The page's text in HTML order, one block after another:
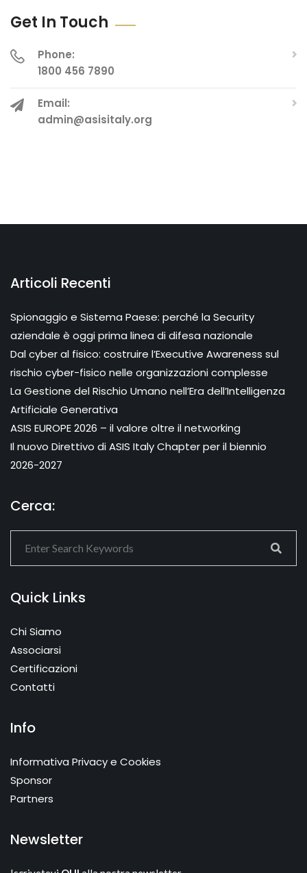
Get In Touch
Phone:
1800 456 7890
Email:
admin@asisitaly.org
Articoli Recenti
Spionaggio e Sistema Paese: perché la Security
aziendale è oggi prima linea di difesa nazionale
Dal cyber al fisico: costruire l’Executive Awareness sul
rischio cyber-fisico nelle organizzazioni complesse
La Gestione del Rischio Umano nell’Era dell’Intelligenza
Artificiale Generativa
ASIS EUROPE 2026 – il valore oltre il networking
Il nuovo Direttivo di ASIS Italy Chapter per il biennio
2026-2027
Cerca:
Quick Links
Chi Siamo
Associarsi
Certificazioni
Contatti
Info
Informativa Privacy e Cookies
Sponsor
Partners
Newsletter